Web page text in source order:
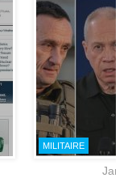
MILITAIRE